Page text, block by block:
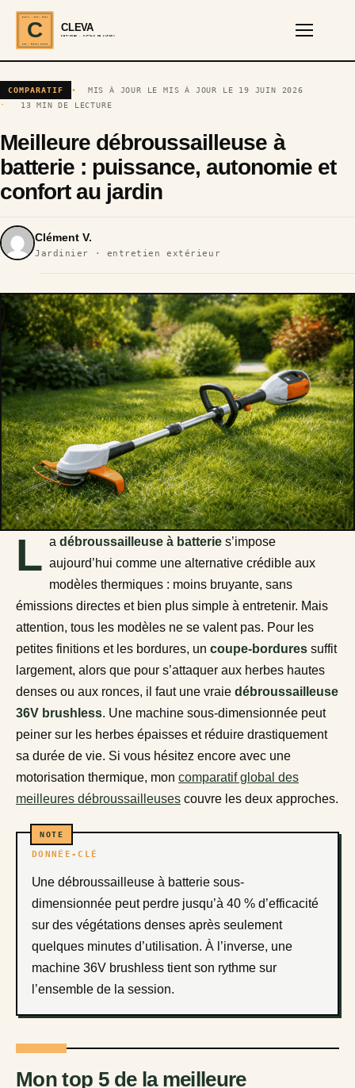
C
CLEVA · EST. 2024
REF · GARDEN TOOLS
CLEVA
SERVICES · OUTILS DE JARDIN
COMPARATIF
MIS À JOUR LE MIS À JOUR LE 19 JUIN 2026
13 MIN DE LECTURE
Meilleure débroussailleuse à
batterie : puissance, autonomie et
confort au jardin
Clément V.
Jardinier · entretien extérieur
L a débroussailleuse à batteries’impose
aujourd’hui comme une alternative crédible aux
modèles thermiques : moins bruyante, sans
émissions directes et bien plus simple à entretenir. Mais
attention, tous les modèles ne se valent pas. Pour les
petites finitions et les bordures, un coupe-bordures suffit
largement, alors que pour s’attaquer aux herbes hautes
denses ou aux ronces, il faut une vraie débroussailleuse
36V brushless. Une machine sous-dimensionnée peut
peiner sur les herbes épaisses et réduire drastiquement
sa durée de vie. Si vous hésitez encore avec une
motorisation thermique, mon comparatif global des
meilleures débroussailleuses couvre les deux approches.
DONNÉE-CLÉ
Une débroussailleuse à batterie sous-
dimensionnée peut perdre jusqu’à 40 % d’efficacité
sur des végétations denses après seulement
quelques minutes d’utilisation. À l’inverse, une
machine 36V brushless tient son rythme sur
l’ensemble de la session.
Mon top 5 de la meilleure